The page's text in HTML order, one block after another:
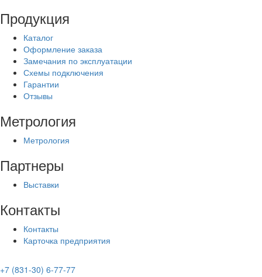
Продукция
Каталог
Оформление заказа
Замечания по эксплуатации
Схемы подключения
Гарантии
Отзывы
Метрология
Метрология
Партнеры
Выставки
Контакты
Контакты
Карточка предприятия
+7 (831-30) 6-77-77